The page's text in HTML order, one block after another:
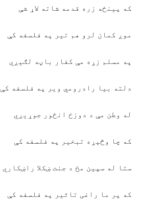
که پينځه زره قدمه شاته لاړ شې
موږ کمان لرو هم تير په فلسفه کې
په مسلم زړه مې کفار باڼه لګيږي
دلته بيا رادرومي وير په فلسفه کې
له وطن مې د دوزخ انځور جوړيږي
که چا وڅېړه تبخير په فلسفه کې
ستا له سپين مخ د جنت ښکلا راښکاري
که پر ما راغی تاثير په فلسفه کې